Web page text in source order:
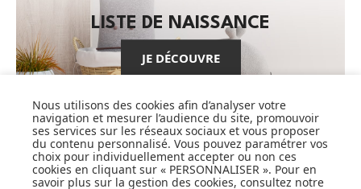
LISTE DE NAISSANCE
JE DÉCOUVRE
CARTES CADEAUX
Nous utilisons des cookies afin d’analyser votre
navigation et mesurer l’audience du site, promouvoir
ses services sur les réseaux sociaux et vous proposer
du contenu personnalisé. Vous pouvez paramétrer vos
choix pour individuellement accepter ou non ces
cookies en cliquant sur « PERSONNALISER ». Pour en
savoir plus sur la gestion des cookies, consultez notre